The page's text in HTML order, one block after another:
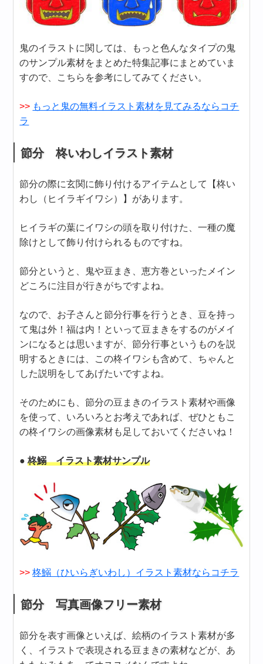
鬼のイラストに関しては、もっと色んなタイプの鬼
のサンプル素材をまとめた特集記事にまとめていま
すので、こちらを参考にしてみてください。
>> もっと鬼の無料イラスト素材を見てみるならコチ
ラ
節分 柊いわしイラスト素材
節分の際に玄関に飾り付けるアイテムとして【柊い
わし（ヒイラギイワシ）】があります。
ヒイラギの葉にイワシの頭を取り付けた、一種の魔
除けとして飾り付けられるものですね。
節分というと、鬼や豆まき、恵方巻といったメイン
どころに注目が行きがちですよね。
なので、お子さんと節分行事を行うとき、豆を持っ
て鬼は外！福は内！といって豆まきをするのがメイ
ンになるとは思いますが、節分行事というものを説
明するときには、この柊イワシも含めて、ちゃんと
した説明をしてあげたいですよね。
そのためにも、節分の豆まきのイラスト素材や画像
を使って、いろいろとお考えであれば、ぜひともこ
の柊イワシの画像素材も足しておいてくださいね！
●柊鰯 イラスト素材サンプル
>> 柊鰯（ひいらぎいわし）イラスト素材ならコチラ
節分 写真画像フリー素材
節分を表す画像といえば、絵柄のイラスト素材が多
く、イラストで表現される豆まきの素材などが、あ